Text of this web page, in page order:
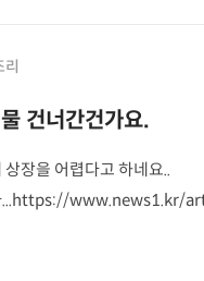
리
건너간건가요.
장을 어렵다고 하네요..
...https://www.news1.kr/